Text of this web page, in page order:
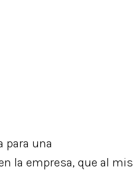
para una
la empresa, que al